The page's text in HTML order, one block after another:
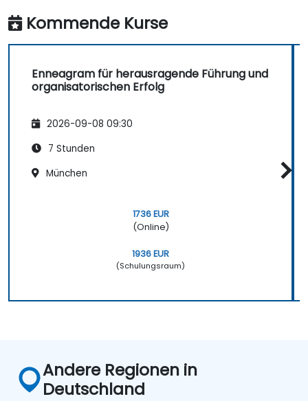
Kommende Kurse
Enneagram für herausragende Führung und
organisatorischen Erfolg
2026-09-08 09:30
7 Stunden
München
1736 EUR
(Online)
1936 EUR
(Schulungsraum)
Andere Regionen in
Deutschland